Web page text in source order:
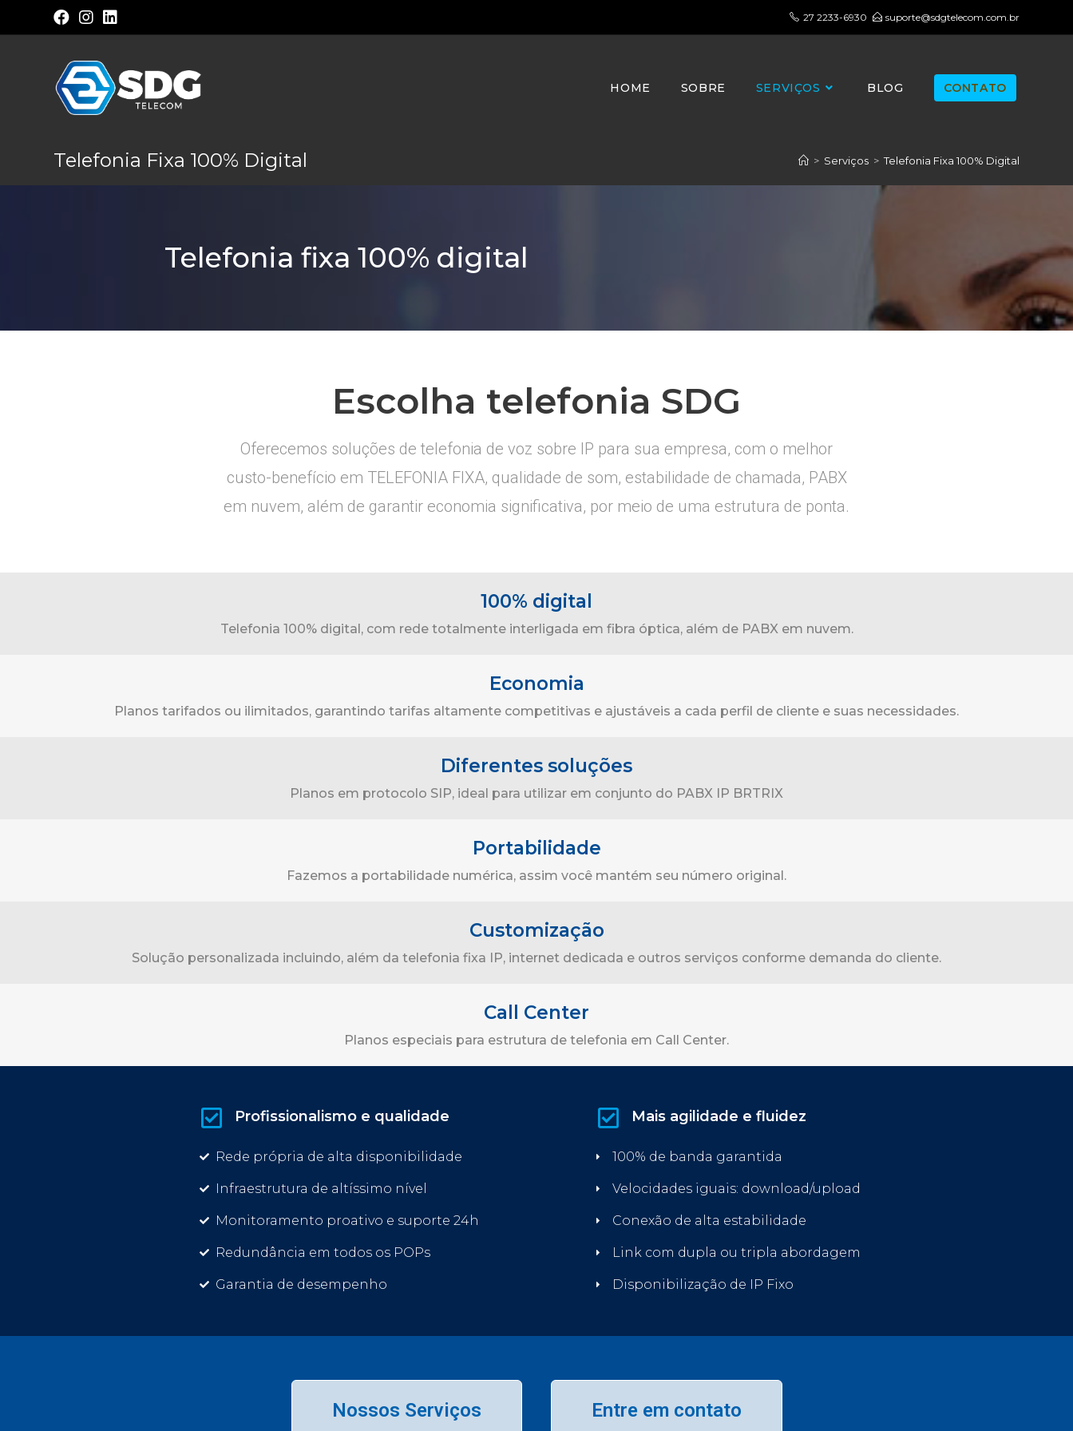
27 2233-6930 suporte@sdgtelecom.com.br
HOME SOBRE SERVIÇOS BLOG CONTATO
Telefonia Fixa 100% Digital > Serviços > Telefonia Fixa 100% Digital
Telefonia fixa 100% digital
Escolha telefonia SDG
Oferecemos soluções de telefonia de voz sobre IP para sua empresa, com o melhor
custo-benefício em TELEFONIA FIXA, qualidade de som, estabilidade de chamada, PABX
em nuvem, além de garantir economia significativa, por meio de uma estrutura de ponta.
100% digital
Telefonia 100% digital, com rede totalmente interligada em fibra óptica, além de PABX em nuvem.
Economia
Planos tarifados ou ilimitados, garantindo tarifas altamente competitivas e ajustáveis a cada perfil de cliente e suas necessidades.
Diferentes soluções
Planos em protocolo SIP, ideal para utilizar em conjunto do PABX IP BRTRIX
Portabilidade
Fazemos a portabilidade numérica, assim você mantém seu número original.
Customização
Solução personalizada incluindo, além da telefonia fixa IP, internet dedicada e outros serviços conforme demanda do cliente.
Call Center
Planos especiais para estrutura de telefonia em Call Center.
Profissionalismo e qualidade
Rede própria de alta disponibilidade
Infraestrutura de altíssimo nível
Monitoramento proativo e suporte 24h
Redundância em todos os POPs
Garantia de desempenho
Mais agilidade e fluidez
100% de banda garantida
Velocidades iguais: download/upload
Conexão de alta estabilidade
Link com dupla ou tripla abordagem
Disponibilização de IP Fixo
Nossos Serviços Entre em contato